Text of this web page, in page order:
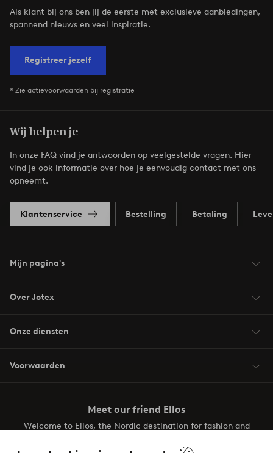
Als klant bij ons ben jij de eerste met exclusieve aanbiedingen,
spannend nieuws en veel inspiratie.
Registreer jezelf
* Zie actievoorwaarden bij registratie
Wij helpen je
In onze FAQ vind je antwoorden op veelgestelde vragen. Hier
vind je ook informatie over hoe je eenvoudig contact met ons
opneemt.
Klantenservice Bestelling Betaling
Mijn pagina's
Over Jotex
Onze diensten
Voorwaarden
Meet our friend Ellos
Welcome to Ellos, the Nordic destination for fashion and